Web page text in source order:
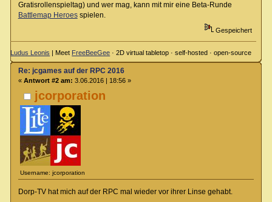
Gratisrollenspieltag) und wer mag, kann mit mir eine Beta-Runde
Battlemap Heroesspielen.
Gespeichert
Ludus Leonis | Meet FreeBeeGee · 2D virtual tabletop · self-hosted · open-source
jcorporation
Username: jcorporation
Re: jcgames auf der RPC 2016
« Antwort #2 am: 3.06.2016 | 18:56 »
Dorp-TV hat mich auf der RPC mal wieder vor ihrer Linse gehabt.